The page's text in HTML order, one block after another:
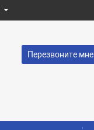
Перезвоните мне